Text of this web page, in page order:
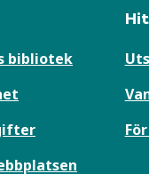
bibliotek